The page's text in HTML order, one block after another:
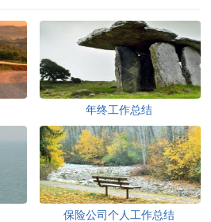
年终工作总结
保险公司个人工作总结